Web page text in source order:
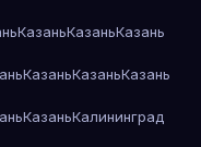
КазаньКазаньКазань
КазаньКазаньКазань
КазаньКалининград